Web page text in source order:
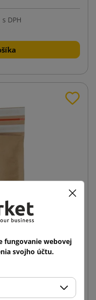
s DPH
zásielková taška s
s DPH
fungovanie webovej
svojho účtu.